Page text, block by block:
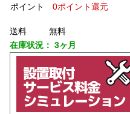
ポイント
0ポイント還元
送料
無料
在庫状況： 3ヶ月